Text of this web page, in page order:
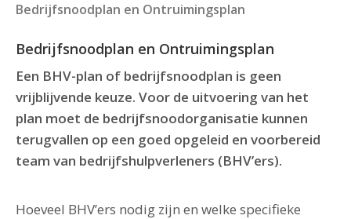
Bedrijfsnoodplan en Ontruimingsplan
Bedrijfsnoodplan en Ontruimingsplan
Een BHV-plan of bedrijfsnoodplan is geen
vrijblijvende keuze. Voor de uitvoering van het
plan moet de bedrijfsnoodorganisatie kunnen
terugvallen op een goed opgeleid en voorbereid
team van bedrijfshulpverleners (BHV’ers).
Hoeveel BHV’ers nodig zijn en welke specifieke